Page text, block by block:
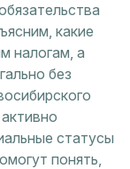
какие
налогам, а
без
статусы
понять,